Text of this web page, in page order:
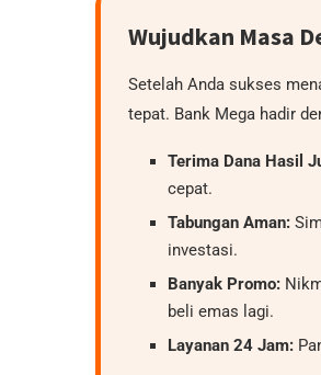
Wujudkan Masa
Setelah Anda sukses
tepat. Bank Mega hadir
Terima Dana Hasil
cepat.
Tabungan Aman:
investasi.
Banyak Promo:
beli emas lagi.
Layanan 24 Jam: